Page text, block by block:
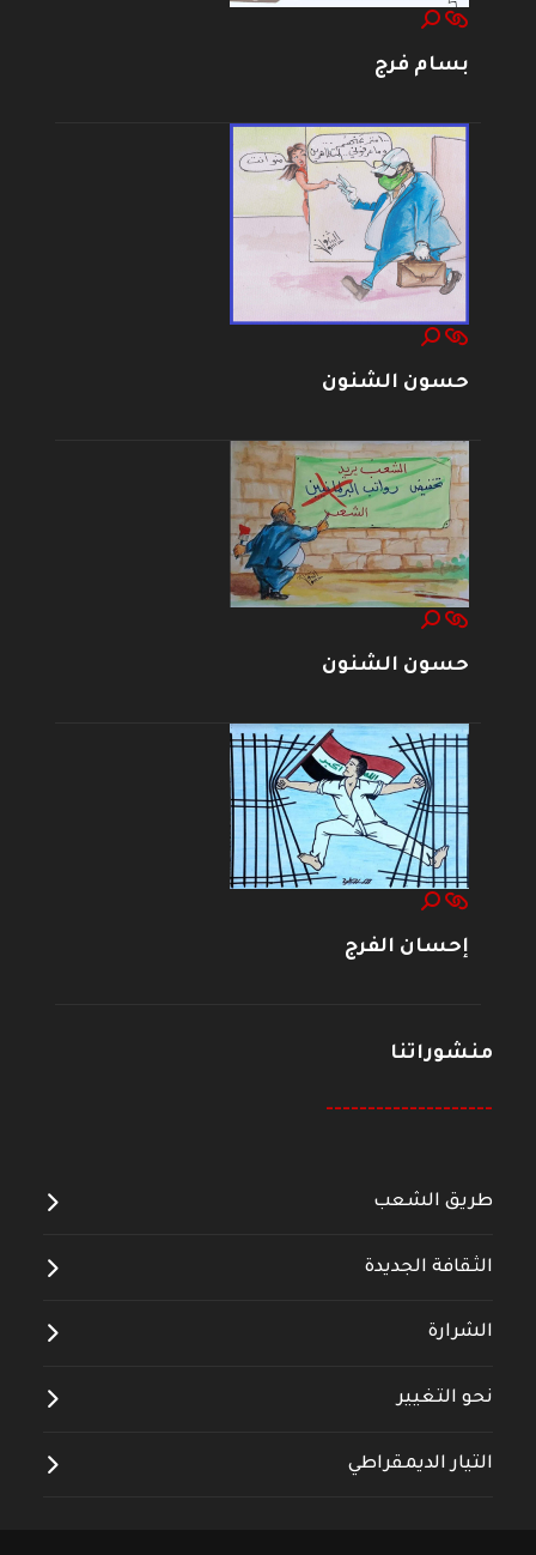
بسام فرج
حسون الشنون
حسون الشنون
إحسان الفرج
منشوراتنا
--------------------
طريق الشعب
الثقافة الجديدة
الشرارة
نحو التغيير
التيار الديمقراطي